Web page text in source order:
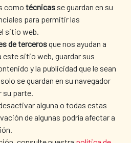
como técnicas se guardan en su
para permitir las
sitio web.
de tercerosque nos ayudan a
sitio web, guardar sus
y la publicidad que le sean
se guardan en su navegador
su parte.
alguna o todas estas
de algunas podría afectar a
PRESS ROOM
LIBRARY